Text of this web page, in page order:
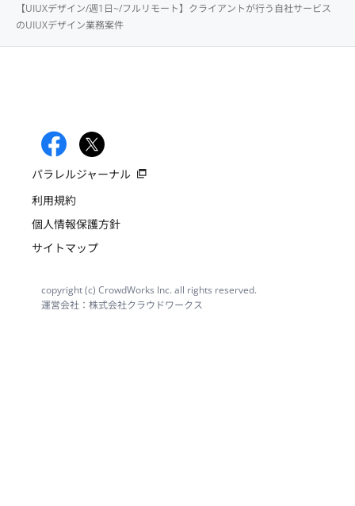
【UIUXデザイン/週1日~/フルリモート】クライアントが行う自社サービス
のUIUXデザイン業務案件
パラレルジャーナル
利用規約
個人情報保護方針
サイトマップ
copyright (c) CrowdWorks Inc. all rights reserved.
運営会社：株式会社クラウドワークス